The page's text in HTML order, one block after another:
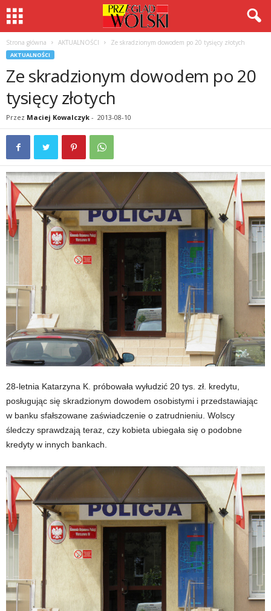
Strona główna AKTUALNOŚCI Ze skradzionym dowodem po 20 tysięcy złotych
AKTUALNOŚCI
Ze skradzionym dowodem po 20
tysięcy złotych
Przez Maciej Kowalczyk - 2013-08-10
28-letnia Katarzyna K. próbowała wyłudzić 20 tys. zł. kredytu,
posługując się skradzionym dowodem osobistymi i przedstawiając
w banku sfałszowane zaświadczenie o zatrudnieniu. Wolscy
śledczy sprawdzają teraz, czy kobieta ubiegała się o podobne
kredyty w innych bankach.